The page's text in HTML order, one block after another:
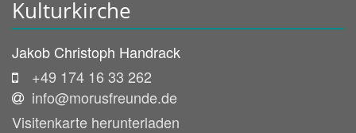
Kulturkirche
Jakob Christoph Handrack
+49 174 16 33 262
info@morusfreunde.de
Visitenkarte herunterladen